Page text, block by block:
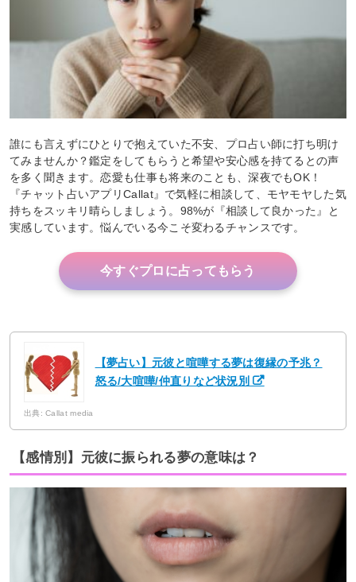
誰にも言えずにひとりで抱えていた不安、プロ占い師に打ち明け
てみませんか？鑑定をしてもらうと希望や安心感を持てるとの声
を多く聞きます。恋愛も仕事も将来のことも、深夜でもOK！
『チャット占いアプリCallat』で気軽に相談して、モヤモヤした気
持ちをスッキリ晴らしましょう。98%が『相談して良かった』と
実感しています。悩んでいる今こそ変わるチャンスです。
今すぐプロに占ってもらう
【夢占い】元彼と喧嘩する夢は復縁の予兆？
怒る/大喧嘩/仲直りなど状況別
出典: Callat media
【感情別】元彼に振られる夢の意味は？